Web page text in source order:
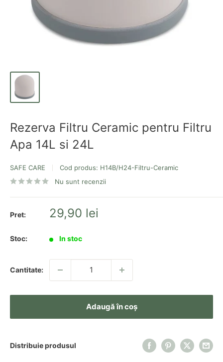
Rezerva Filtru Ceramic pentru Filtru
Apa 14L si 24L
SAFE CARE Cod produs: H14B/H24-Filtru-Ceramic
Nu sunt recenzii
Pret:
Pret
redus
29,90 lei
Stoc: In stoc
Cantitate:
Adaugă în coș
Distribuie produsul